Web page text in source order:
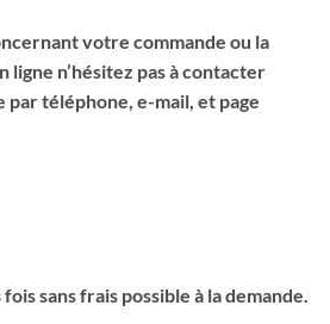
votre commande ou la
ligne n’hésitez pas à contacter
téléphone, e-mail, et page
sans frais possible à la demande.